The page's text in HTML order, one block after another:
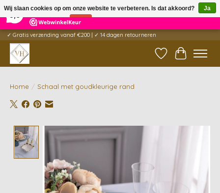
5 Reviews ×
✓ Gratis verzending vanaf €200 | ✓ 14 dagen retourneren
Verlanglijst
Home / Schaal met goudkleurige rand
Product image slideshow Items
Wij slaan cookies op om onze website te verbeteren. Is dat akkoord?
Ja
Nee